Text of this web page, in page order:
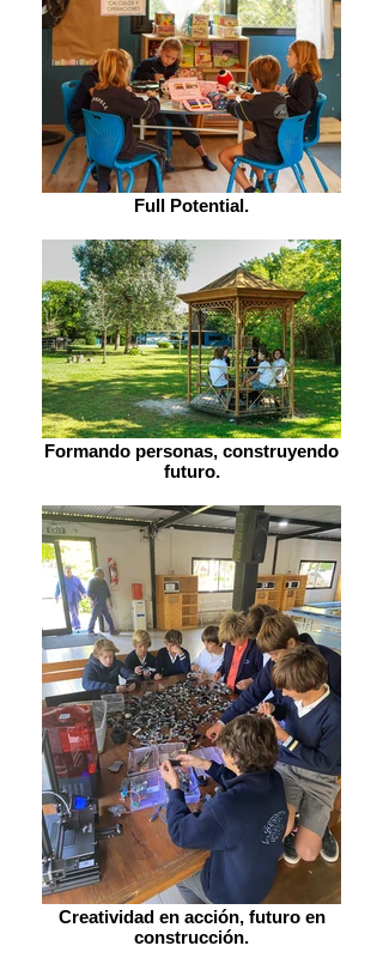
Full Potential.
Formando personas, construyendo
futuro.
Creatividad en acción, futuro en
construcción.